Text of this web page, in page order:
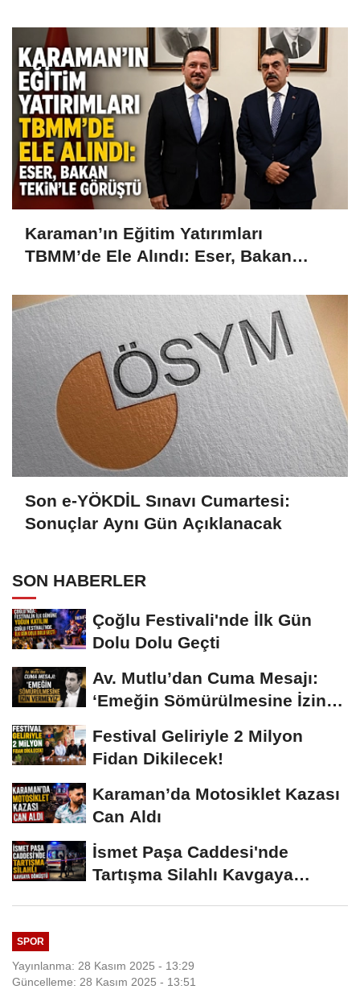
Karaman’ın Eğitim Yatırımları
TBMM’de Ele Alındı: Eser, Bakan
Son e-YÖKDİL Sınavı Cumartesi:
Sonuçlar Aynı Gün Açıklanacak
SON HABERLER
Çoğlu Festivali'nde İlk Gün
Dolu Dolu Geçti
Av. Mutlu’dan Cuma Mesajı:
‘Emeğin Sömürülmesine İzin
Festival Geliriyle 2 Milyon
Fidan Dikilecek!
Karaman’da Motosiklet Kazası
Can Aldı
İsmet Paşa Caddesi'nde
Tartışma Silahlı Kavgaya
SPOR
Yayınlanma: 28 Kasım 2025 - 13:29
Güncelleme: 28 Kasım 2025 - 13:51